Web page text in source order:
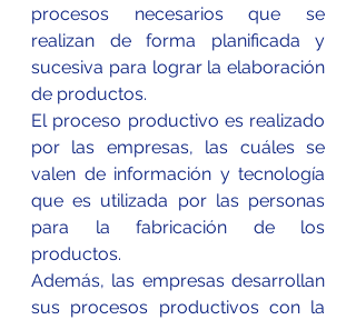
procesos necesarios que se
realizan de forma planificada y
sucesiva para lograr la elaboración
de productos.
El proceso productivo es realizado
por las empresas, las cuáles se
valen de información y tecnología
que es utilizada por las personas
para la fabricación de los
productos.
Además, las empresas desarrollan
sus procesos productivos con la